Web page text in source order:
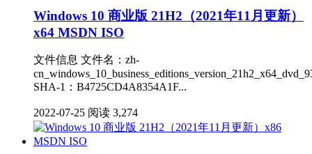
Windows 10 商业版 21H2（2021年11月更新）
x64 MSDN ISO
文件信息 文件名：zh-
SHA-1：B4725CD4A8354A1F...
2022-07-25 阅读 3,274